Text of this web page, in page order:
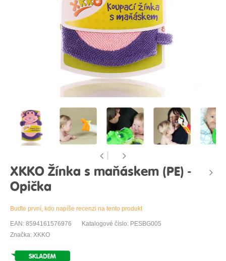
XKKO Žínka s maňáskem (PE) -
Opička
Buďte první, kdo napíše recenzi na tento produkt
EAN: 8594161576976
Katalogové číslo: PESBG005
Značka: XKKO